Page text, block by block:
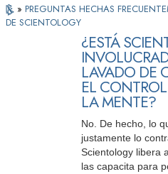
» PREGUNTAS HECHAS
DE SCIENTOLOGY
¿ESTÁ
LAVADO DE
EL
LA MENTE?
No. De hecho, lo
justamente lo
Scientology libera
las capacita para